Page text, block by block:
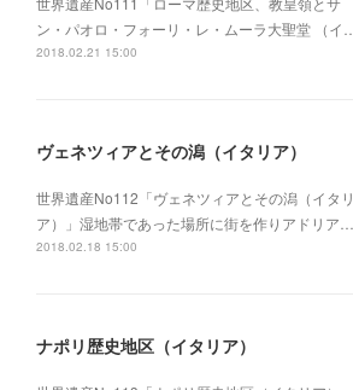
ン・パオロ・フォーリ・レ・ムーラ大聖堂 （イ…
2018.02.21 15:00
ヴェネツィアとその潟（イタリア）
世界遺産No112「ヴェネツィアとその潟（イタリ
ア）」湿地帯であった場所に街を作りアドリア…
2018.02.18 15:00
ナポリ歴史地区（イタリア）